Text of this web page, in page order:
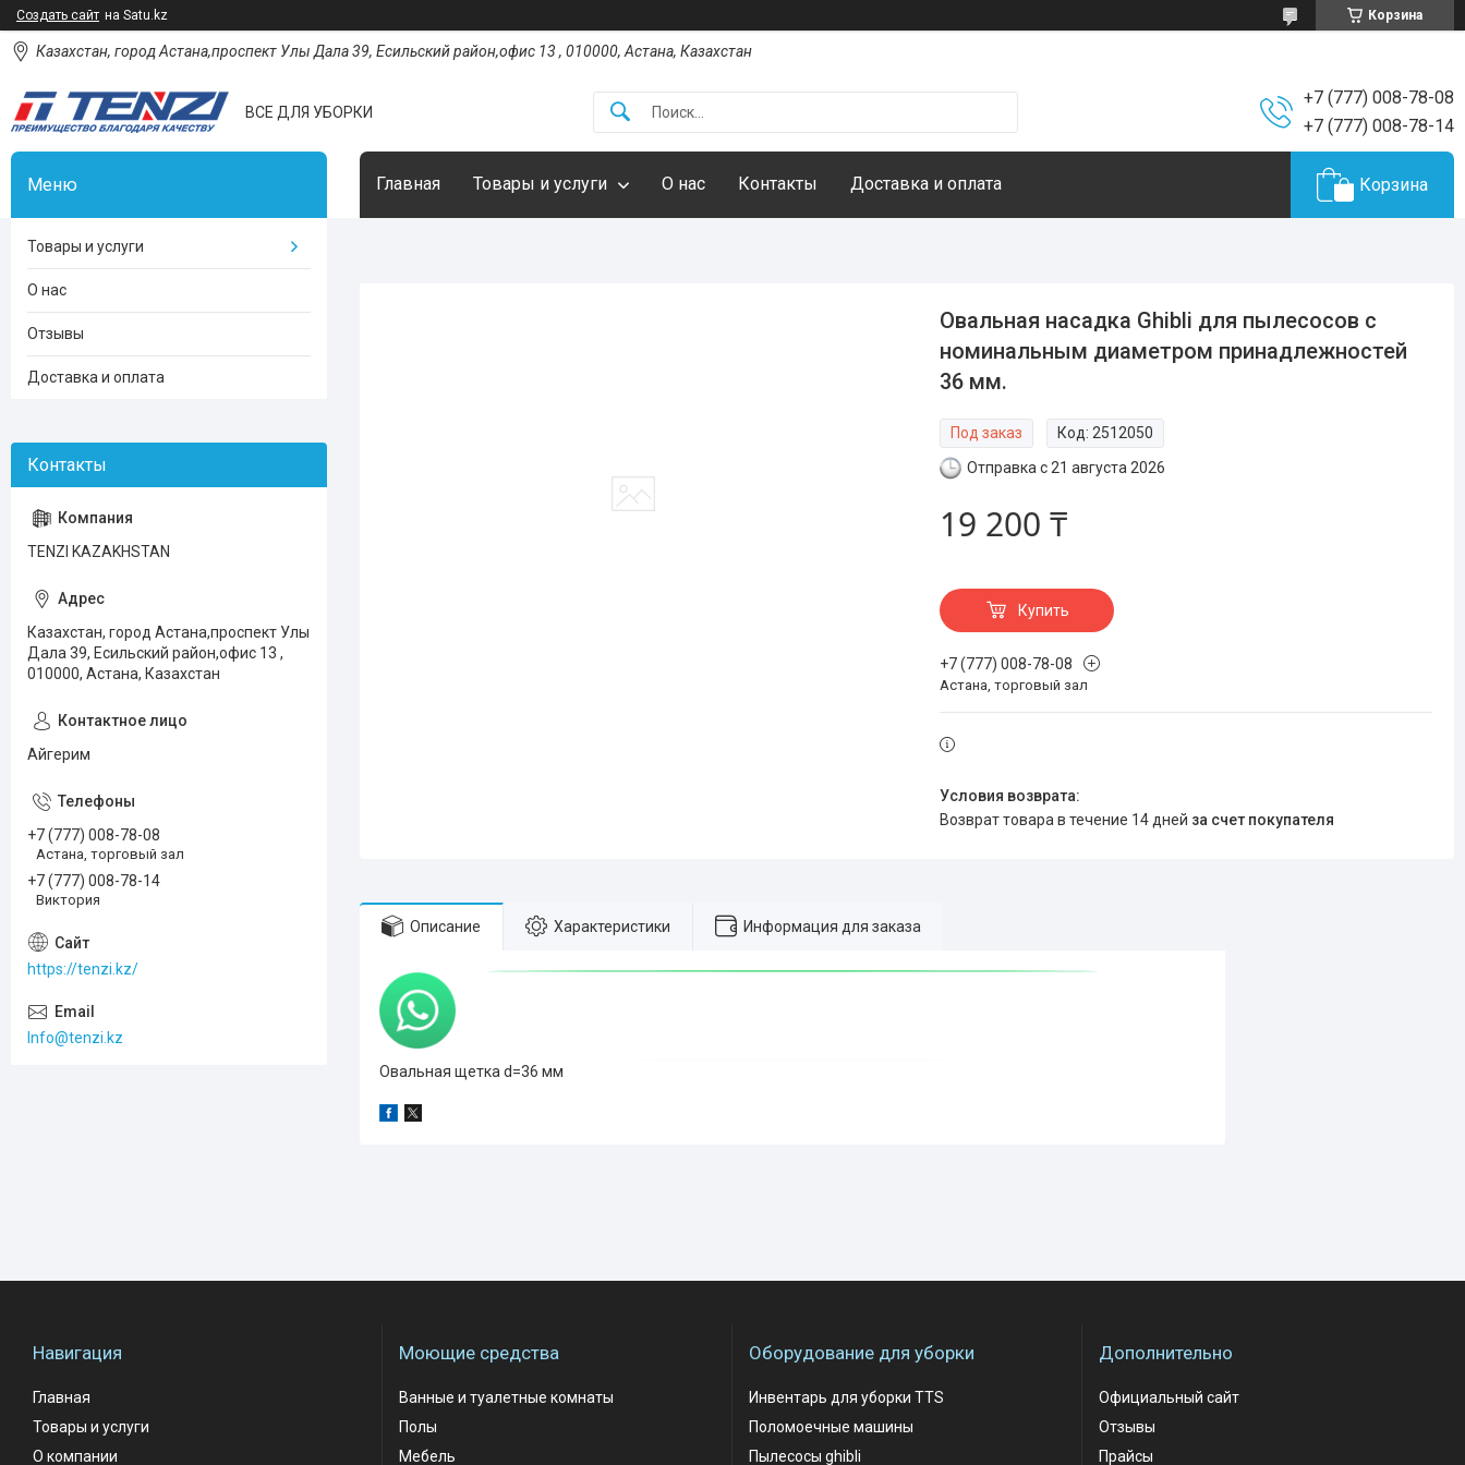
Создать сайт на Satu.kz Корзина
Казахстан, город Астана,проспект Улы Дала 39, Есильский район,офис 13 , 010000, Астана, Казахстан
ВСЕ ДЛЯ УБОРКИ
+7 (777) 008-78-08
+7 (777) 008-78-14
Главная Товары и услуги О нас Контакты Доставка и оплата Корзина
Овальная насадка Ghibli для пылесосов с
номинальным диаметром принадлежностей
36 мм.
Под заказ Код: 2512050
Отправка с 21 августа 2026
19 200 ₸
Купить
+7 (777) 008-78-08
Астана, торговый зал
возврат товара в течение 14 дней за счет покупателя
Описание Характеристики Информация для заказа
Овальная щетка d=36 мм
Товары и услуги
О нас
Отзывы
Доставка и оплата
TENZI KAZAKHSTAN
Казахстан, город Астана,проспект Улы
Дала 39, Есильский район,офис 13 ,
010000, Астана, Казахстан
Айгерим
+7 (777) 008-78-08
Астана, торговый зал
+7 (777) 008-78-14
Виктория
https://tenzi.kz/
Info@tenzi.kz
Навигация
Главная
Товары и услуги
О компании
Моющие средства
Ванные и туалетные комнаты
Полы
Мебель
Оборудование для уборки
Инвентарь для уборки TTS
Поломоечные машины
Пылесосы ghibli
Дополнительно
Официальный сайт
Отзывы
Прайсы